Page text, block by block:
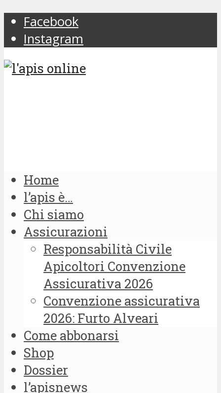
Facebook
Instagram
Home
l’apis è…
Chi siamo
Assicurazioni
Responsabilità Civile
Apicoltori Convenzione
Assicurativa 2026
Convenzione assicurativa
2026: Furto Alveari
Come abbonarsi
Shop
Dossier
l’apisnews